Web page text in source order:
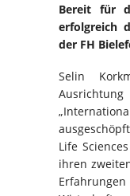
Bereit für
erfolgreich
der FH
Selin
Life
ihren